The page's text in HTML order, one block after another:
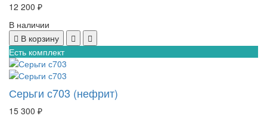
12 200 ₽
В наличии
В корзину
Есть комплект
Серьги с703 (нефрит)
15 300 ₽